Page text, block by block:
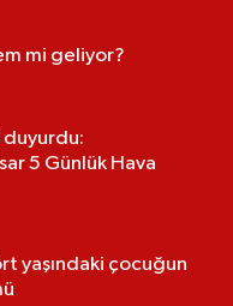
mi geliyor?
5 Günlük Hava
yaşındaki çocuğun